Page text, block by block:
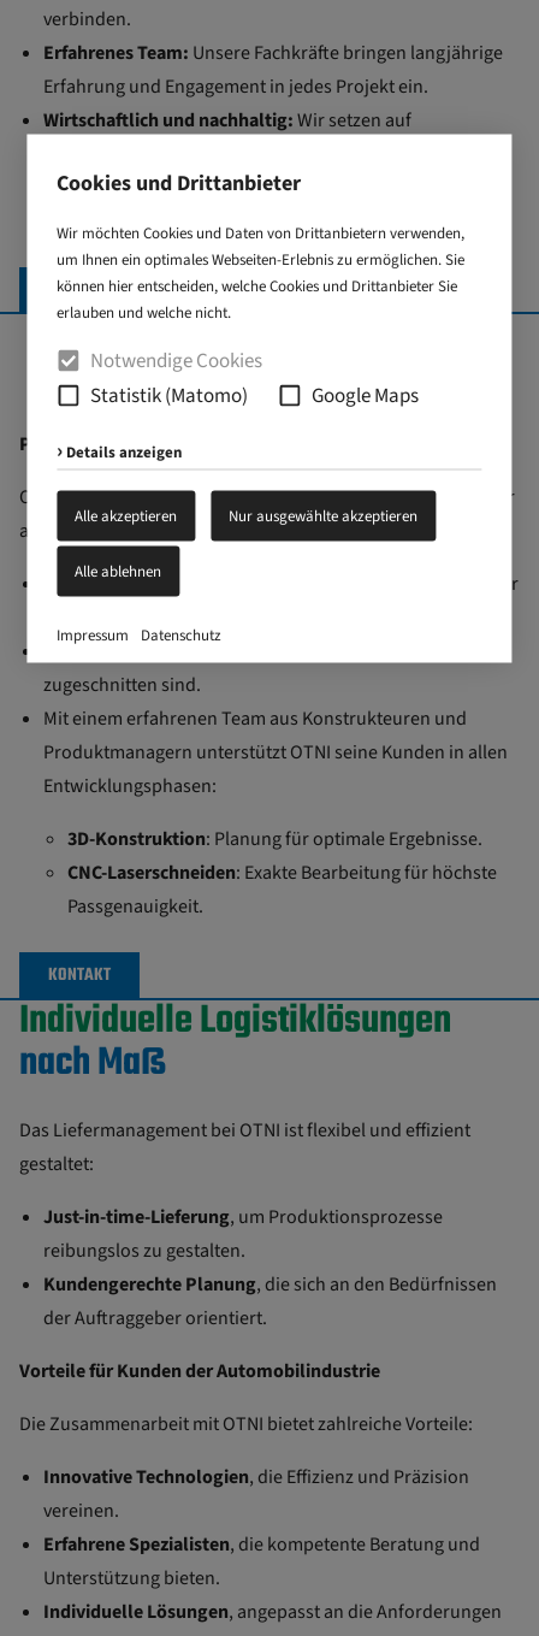
Cookies und Drittanbieter
Wir möchten Cookies und Daten von Drittanbietern verwenden,
um Ihnen ein optimales Webseiten-Erlebnis zu ermöglichen. Sie
können hier entscheiden, welche Cookies und Drittanbieter Sie
erlauben und welche nicht.
Notwendige Cookies
Statistik (Matomo)
Google Maps
Details anzeigen
Alle akzeptieren Nur ausgewählte akzeptieren
Alle ablehnen
Impressum Datenschutz
verbinden.
Erfahrenes Team: Unsere Fachkräfte bringen langjährige
Erfahrung und Engagement in jedes Projekt ein.
Wirtschaftlich und nachhaltig:Wir setzen auf
senken, sondern auch den ökologischen Fußabdruck
verringern.
KONTAKT
Komplettservice
Automobilindustrie
Produktionshandling für Baugruppen
OTNI bietet seinen Kunden einen weitreichenden Service, der
auf Wunsch das gesamte Produktionshandling umfasst:
Einbaufertige Vormontage
: Fertige Baugruppen, bereit für
Speziallösungen
zugeschnitten sind.
Mit einem erfahrenen Team aus Konstrukteuren und
Produktmanagern unterstützt OTNI seine Kunden in allen
Entwicklungsphasen:
3D-Konstruktion: Planung für optimale Ergebnisse.
CNC-Laserschneiden: Exakte Bearbeitung für höchste
Passgenauigkeit.
KONTAKT
Individuelle Logistiklösungen
nach Maß
Das Liefermanagement bei OTNI ist flexibel und effizient
gestaltet:
Just-in-time-Lieferung, um Produktionsprozesse
reibungslos zu gestalten.
Kundengerechte Planung, die sich an den Bedürfnissen
der Auftraggeber orientiert.
Vorteile für Kunden der Automobilindustrie
Die Zusammenarbeit mit OTNI bietet zahlreiche Vorteile:
Innovative Technologien, die Effizienz und Präzision
vereinen.
Erfahrene Spezialisten, die kompetente Beratung und
Unterstützung bieten.
Individuelle Lösungen, angepasst an die Anforderungen